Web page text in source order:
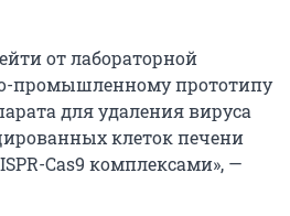
от лабораторной
промышленному прототипу
для удаления вируса
клеток печени
Cas9 комплексами», —